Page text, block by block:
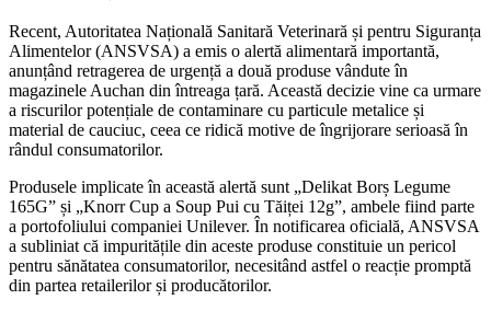
Recent, Autoritatea Națională Sanitară Veterinară și pentru Siguranța
Alimentelor (ANSVSA) a emis o alertă alimentară importantă,
anunțând retragerea de urgență a două produse vândute în
magazinele Auchan din întreaga țară. Această decizie vine ca urmare
a riscurilor potențiale de contaminare cu particule metalice și
material de cauciuc, ceea ce ridică motive de îngrijorare serioasă în
rândul consumatorilor.
Produsele implicate în această alertă sunt „Delikat Borș Legume
165G” și „Knorr Cup a Soup Pui cu Tăiței 12g”, ambele fiind parte
a portofoliului companiei Unilever. În notificarea oficială, ANSVSA
a subliniat că impuritățile din aceste produse constituie un pericol
pentru sănătatea consumatorilor, necesitând astfel o reacție promptă
din partea retailerilor și producătorilor.